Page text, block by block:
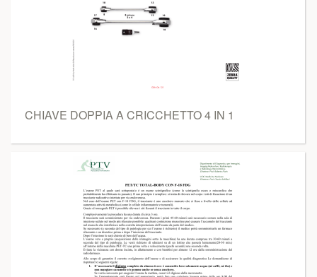
CHIAVE DOPPIA A CRICCHETTO 4 IN 1